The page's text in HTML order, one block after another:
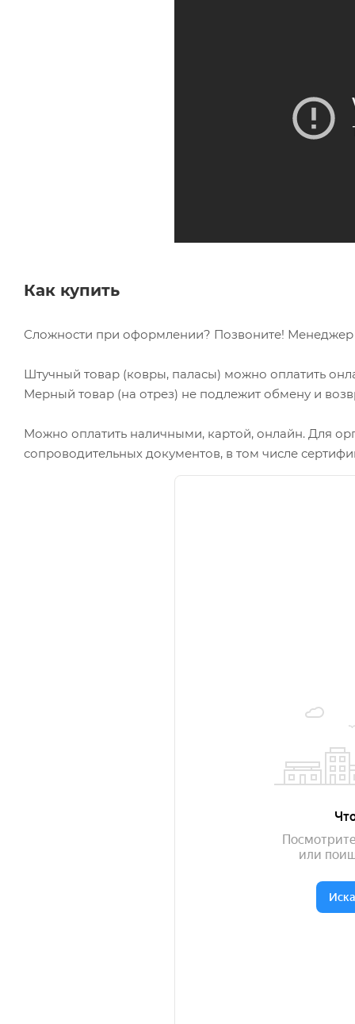
Как купить
Сложности при оформлении? Позвоните! Менеджер
Штучный товар (ковры, паласы) можно оплатить
Мерный товар (на отрез) не подлежит обмену и
Можно оплатить наличными, картой, онлайн. Для
сопроводительных документов, в том числе